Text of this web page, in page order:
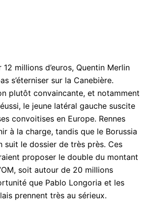
12 millions d’euros, Quentin Merlin
s’éterniser sur la Canebière.
plutôt convaincante, et notamment
le jeune latéral gauche suscite
convoitises en Europe. Rennes
à la charge, tandis que le Borussia
suit le dossier de très près. Ces
proposer le double du montant
soit autour de 20 millions
que Pablo Longoria et les
prennent très au sérieux.